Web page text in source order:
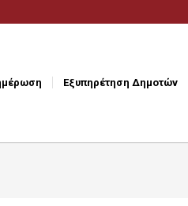
Εξυπηρέτηση Δημοτών